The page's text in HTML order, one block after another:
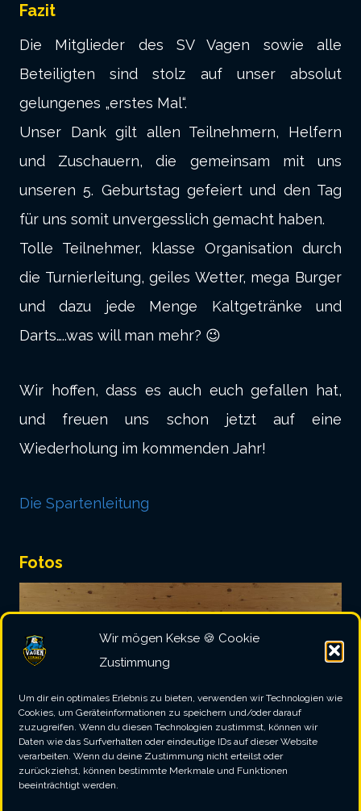
Wir mögen Kekse 🍪 Cookie
Zustimmung
Um dir ein optimales Erlebnis zu bieten, verwenden wir Technologien wie
Cookies, um Geräteinformationen zu speichern und/oder darauf
zuzugreifen. Wenn du diesen Technologien zustimmst, können wir
Daten wie das Surfverhalten oder eindeutige IDs auf dieser Website
verarbeiten. Wenn du deine Zustimmung nicht erteilst oder
zurückziehst, können bestimmte Merkmale und Funktionen
beeinträchtigt werden.
Fazit
Die Mitglieder des SV Vagen sowie alle
Beteiligten sind stolz auf unser absolut
gelungenes „erstes Mal“.
Unser Dank gilt allen Teilnehmern, Helfern
und Zuschauern, die gemeinsam mit uns
unseren 5. Geburtstag gefeiert und den Tag
für uns somit unvergesslich gemacht haben.
Tolle Teilnehmer, klasse Organisation durch
die Turnierleitung, geiles Wetter, mega Burger
und dazu jede Menge Kaltgetränke und
Darts…..was will man mehr? 😉
Wir hoffen, dass es auch euch gefallen hat,
und freuen uns schon jetzt auf eine
Wiederholung im kommenden Jahr!
Die Spartenleitung
Fotos